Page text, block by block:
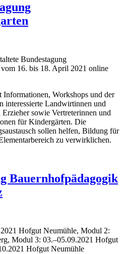
Bundestagung
16. bis 18. April 2021 online
Informationen, Workshops und der
interessierte Landwirtinnen und
sowie Vertreterinnen und
für Kindergärten. Die
sollen helfen, Bildung für
zu verwirklichen.
Bauernhofpädagogik
Hofgut Neumühle, Modul 2:
Modul 3: 03.–05.09.2021 Hofgut
Hofgut Neumühle